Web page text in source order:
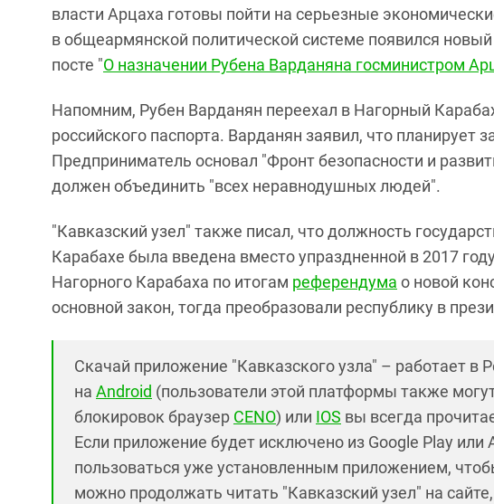
власти Арцаха готовы пойти на серьезные
в общеармянской политической системе появился
посте "О назначении Рубена Варданяна госминистром
Напомним, Рубен Варданян переехал в Нагорный
российского паспорта. Варданян заявил, что планирует
Предприниматель основал "Фронт безопасности и
должен объединить "всех неравнодушных людей".
"Кавказский узел" также писал, что должность
Карабахе была введена вместо упраздненной в 2017
Нагорного Карабаха по итогам референдума о новой
основной закон, тогда преобразовали республику в
Скачай приложение "Кавказского узла" – работает в
на Android (пользователи этой платформы также
блокировок браузер CENO) или IOS вы всегда
Если приложение будет исключено из Google Play
пользоваться уже установленным приложением,
можно продолжать читать "Кавказский узел" на